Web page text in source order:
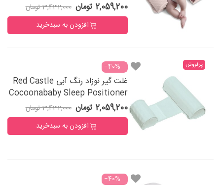
2,059,200 تومان
3,432,000 تومان
افزودن به سبدخرید
پرفروش ‎−40%
غلت گیر نوزاد رنگ آبی Red Castle
Cocoonababy Sleep Positioner
2,059,200 تومان
3,432,000 تومان
افزودن به سبدخرید
‎−40%